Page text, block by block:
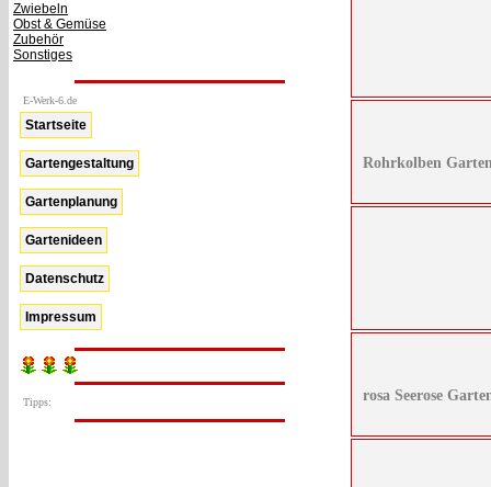
Zwiebeln
Obst & Gemüse
Zubehör
Sonstiges
E-Werk-6.de
Startseite
Gartengestaltung
Gartenplanung
Gartenideen
Datenschutz
Impressum
Tipps:
Rohrkolben
rosa Seerose